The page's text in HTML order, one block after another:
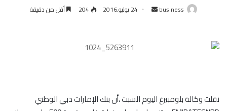
business
أرسل 24 يوليو,2016 204 أقل من دقيقة
نقلت وكالة بلومبيرغ اليوم السبت ،أن بنك الإمارات دبي الوطني